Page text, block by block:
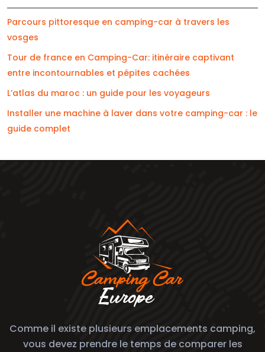
Parcours pittoresque en camping-car à travers les
vosges
Tour de france en Camping-Car: itinéraire captivant
entre incontournables et pépites cachées
L’atlas du maroc : un guide pour les voyageurs
Installer une machine à laver dans votre camping-car : le
guide complet
Comme il existe plusieurs emplacements camping,
vous devez prendre le temps de comparer les